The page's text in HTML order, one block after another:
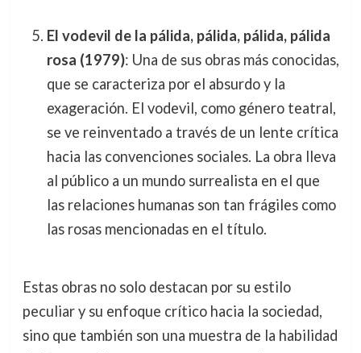
El vodevil de la pálida, pálida, pálida, pálida
rosa (1979): Una de sus obras más conocidas,
que se caracteriza por el absurdo y la
exageración. El vodevil, como género teatral,
se ve reinventado a través de un lente crítica
hacia las convenciones sociales. La obra lleva
al público a un mundo surrealista en el que
las relaciones humanas son tan frágiles como
las rosas mencionadas en el título.
Estas obras no solo destacan por su estilo
peculiar y su enfoque crítico hacia la sociedad,
sino que también son una muestra de la habilidad